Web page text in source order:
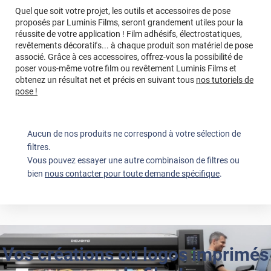
Quel que soit votre projet, les outils et accessoires de pose
proposés par Luminis Films, seront grandement utiles pour la
réussite de votre application ! Film adhésifs, électrostatiques,
revêtements décoratifs... à chaque produit son matériel de pose
associé. Grâce à ces accessoires, offrez-vous la possibilité de
poser vous-même votre film ou revêtement Luminis Films et
obtenez un résultat net et précis en suivant tous nos tutoriels de
pose !
Aucun de nos produits ne correspond à votre sélection de
filtres.
Vous pouvez essayer une autre combinaison de filtres ou
bien nous contacter pour toute demande spécifique.
Vos créations ou logos imprimés